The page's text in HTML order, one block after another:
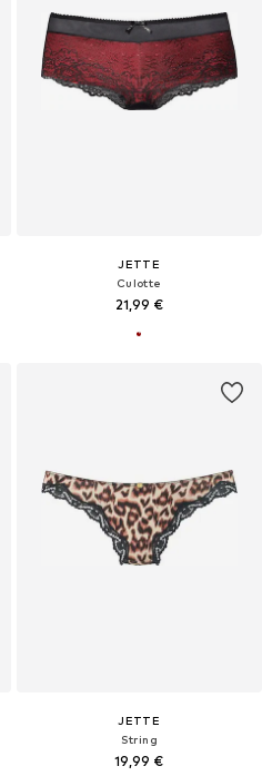
JETTE
Culotte
21,99 €
JETTE
String
19,99 €